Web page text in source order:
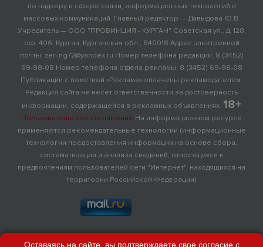
по надзору в сфере связи, информационных технологий и
массовых коммуникаций. Главный редактор — Давыдова Ю.В.
Учредитель — ООО "ПРОВИНЦИЯ - КУРГАН" Советская ул., д. 128,
оф. 406, Курган, Курганская обл., 640018 Адрес электронной
почты: zen.ng72@yandex.ru Номер телефона редакции: 8 (3452)
69-98-08 Номер телефона отдела рекламы: 8 (3452) 69-98-08
Публикации с пометкой «Реклама» оплачены рекламодателем.
Редакция сайта не несет ответственности за достоверность
информации, содержащейся в рекламных объявлениях. 18+
Пользовательское соглашение На информационном ресурсе
применяются рекомендательные технологии (информационные
технологии предоставления информации на основе сбора,
систематизации и анализа сведений, относящихся к
предпочтениям пользователей сети "Интернет", находящихся на
территории Российской Федерации)
Оставаясь на сайте, вы подтверждаете свое согласие с